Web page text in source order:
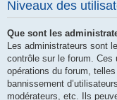
Niveaux des
Que sont les
Les administrateurs sont
contrôle sur le forum. Ces
opérations du forum,
bannissement
modérateurs, etc. Ils